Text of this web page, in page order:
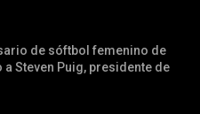
de sóftbol femenino de
a Steven Puig, presidente de